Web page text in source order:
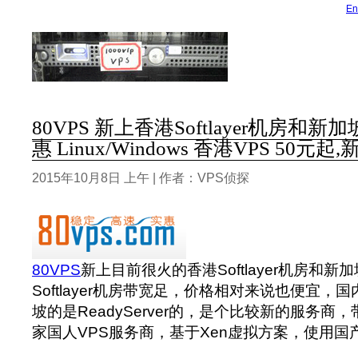
80VPS 新上香港Softlayer机房和新加
惠 Linux/Windows 香港VPS 50元起,
2015年10月8日 上午 | 作者：VPS侦探
80VPS新上目前很火的香港Softlayer机房和新
Softlayer机房带宽足，价格相对来说也便宜，国
坡的是ReadyServer的，是个比较新的服务商，
家国人VPS服务商，基于Xen虚拟方案，使用国